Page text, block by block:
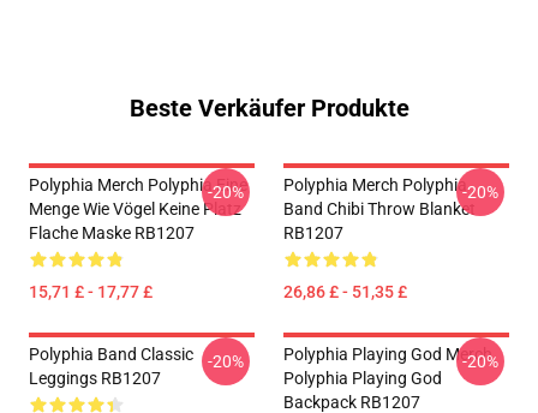
Beste Verkäufer Produkte
Polyphia Merch Polyphia Eine
Menge Wie Vögel Keine Platz
Flache Maske RB1207
15,71 £ - 17,77 £
-20%
Polyphia Merch Polyphia
Band Chibi Throw Blanket
RB1207
26,86 £ - 51,35 £
-20%
Polyphia Band Classic
Leggings RB1207
-20%
Polyphia Playing God Merch
Polyphia Playing God
Backpack RB1207
-20%